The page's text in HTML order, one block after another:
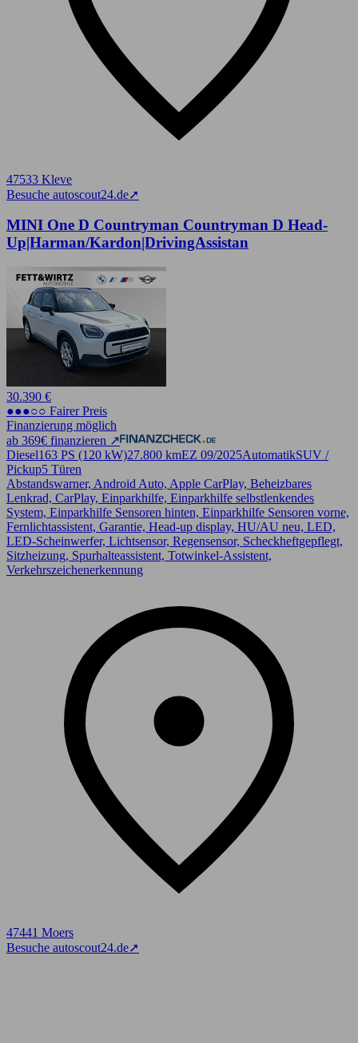
47533 Kleve
Besuche autoscout24.de➚
MINI One D Countryman Countryman D Head-
Up|Harman/Kardon|DrivingAssistan
30.390 €
●●●○○ Fairer Preis
Finanzierung möglich
ab 369€ finanzieren ↗
Diesel163 PS (120 kW)27.800 kmEZ 09/2025AutomatikSUV /
Pickup5 Türen
Abstandswarner, Android Auto, Apple CarPlay, Beheizbares
Lenkrad, CarPlay, Einparkhilfe, Einparkhilfe selbstlenkendes
System, Einparkhilfe Sensoren hinten, Einparkhilfe Sensoren vorne,
Fernlichtassistent, Garantie, Head-up display, HU/AU neu, LED,
LED-Scheinwerfer, Lichtsensor, Regensensor, Scheckheftgepflegt,
Sitzheizung, Spurhalteassistent, Totwinkel-Assistent,
Verkehrszeichenerkennung
47441 Moers
Besuche autoscout24.de➚